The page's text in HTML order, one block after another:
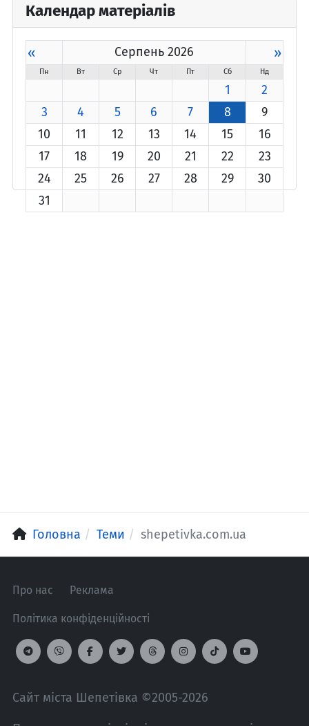
Календар матеріалів
« Серпень 2026 »
Пн Вт Ср Чт Пт Сб Нд
1
2
3
4 5 6 7 8
9
10
11 12 13 14 15
16
17
18 19 20 21 22
23
24
25 26 27 28 29
30
31
Головна Теми shepetivka.com.ua
Про нас Реклама
Політика конфіденційності
Сайт міста Шепетівка ©2005-2026